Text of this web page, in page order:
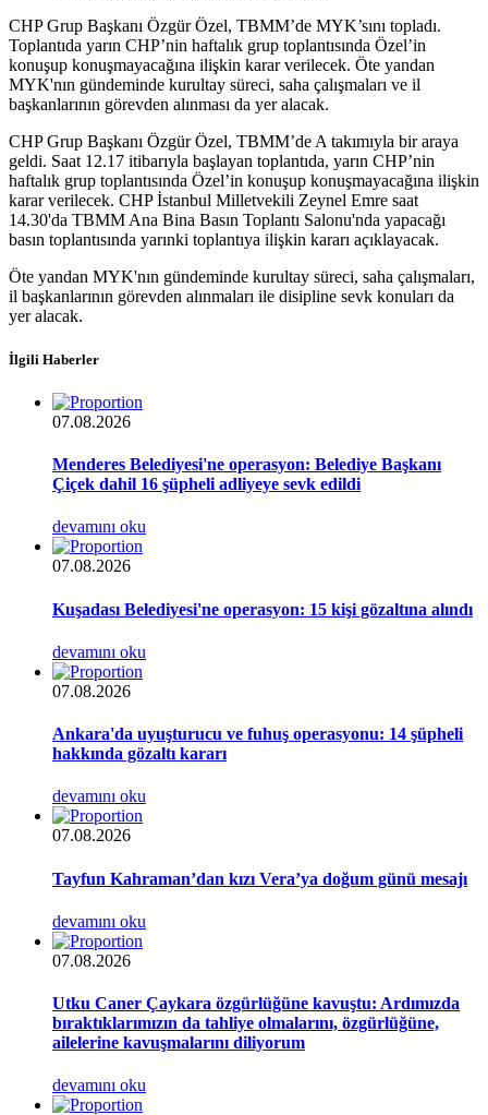
CHP Grup Başkanı Özgür Özel, TBMM’de MYK’sını topladı.
Toplantıda yarın CHP’nin haftalık grup toplantısında Özel’in
konuşup konuşmayacağına ilişkin karar verilecek. Öte yandan
MYK'nın gündeminde kurultay süreci, saha çalışmaları ve il
başkanlarının görevden alınması da yer alacak.
CHP Grup Başkanı Özgür Özel, TBMM’de A takımıyla bir araya
geldi. Saat 12.17 itibarıyla başlayan toplantıda, yarın CHP’nin
haftalık grup toplantısında Özel’in konuşup konuşmayacağına ilişkin
karar verilecek. CHP İstanbul Milletvekili Zeynel Emre saat
14.30'da TBMM Ana Bina Basın Toplantı Salonu'nda yapacağı
basın toplantısında yarınki toplantıya ilişkin kararı açıklayacak.
Öte yandan MYK'nın gündeminde kurultay süreci, saha çalışmaları,
il başkanlarının görevden alınmaları ile disipline sevk konuları da
yer alacak.
İlgili Haberler
07.08.2026
Menderes Belediyesi'ne operasyon: Belediye Başkanı
Çiçek dahil 16 şüpheli adliyeye sevk edildi
devamını oku
07.08.2026
Kuşadası Belediyesi'ne operasyon: 15 kişi gözaltına alındı
devamını oku
07.08.2026
Ankara'da uyuşturucu ve fuhuş operasyonu: 14 şüpheli
hakkında gözaltı kararı
devamını oku
07.08.2026
Tayfun Kahraman’dan kızı Vera’ya doğum günü mesajı
devamını oku
07.08.2026
Utku Caner Çaykara özgürlüğüne kavuştu: Ardımızda
bıraktıklarımızın da tahliye olmalarını, özgürlüğüne,
ailelerine kavuşmalarını diliyorum
devamını oku